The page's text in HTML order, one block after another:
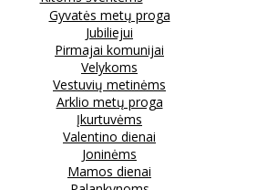
Gyvatės metų proga
Jubiliejui
Pirmajai komunijai
Velykoms
Vestuvių metinėms
Arklio metų proga
Įkurtuvėms
Valentino dienai
Joninėms
Mamos dienai